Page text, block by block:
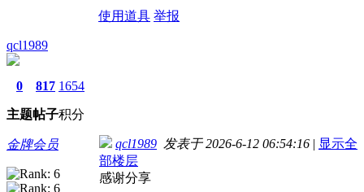
使用道具 举报
qcl1989
0
主题
817
帖子
1654
积分
金牌会员 qcl1989 发表于 2026-6-12 06:54:16 | 显示全
部楼层
感谢分享